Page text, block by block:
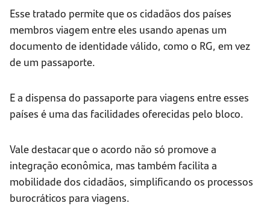
Esse tratado permite que os cidadãos dos países
membros viagem entre eles usando apenas um
documento de identidade válido, como o RG, em vez
de um passaporte.
E a dispensa do passaporte para viagens entre esses
países é uma das facilidades oferecidas pelo bloco.
Vale destacar que o acordo não só promove a
integração econômica, mas também facilita a
mobilidade dos cidadãos, simplificando os processos
burocráticos para viagens.